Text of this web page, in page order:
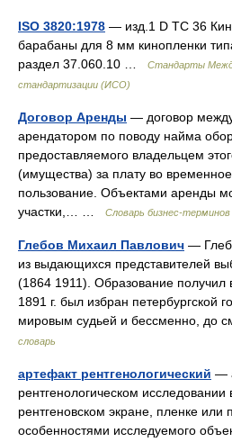
ISO 3820:1978 — изд.1 D TC 36
барабаны для 8 мм кинопленки
раздел 37.060.10 …
Стандарты
стандартизации (ИСО)
Договор Аренды — договор
арендатором по поводу найма
предоставляемого владельцем
(имущества) за плату во
пользование. Объектами аренды
участки,… …
Словарь бизнес-терминов
Глебов Михаил Павлович —
из выдающихся представителей
(1864 1911). Образование
1891 г. был избран петербургской
мировым судьей и бессменно, до
словарь
артефакт рентгенологический —
рентгенологическом исследовании
рентгеновском экране, пленке или
особенностями исследуемого